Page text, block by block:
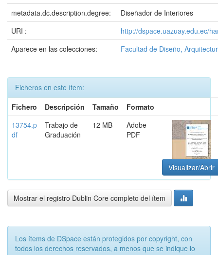
metadata.dc.description.degree:
Diseñador de Interiores
URI :
http://dspace.uazuay.edu.ec/
Aparece en las colecciones:
Facultad de Diseño,
Ficheros en este ítem:
Fichero
Descripción Tamaño
Formato
13754.p
df
Trabajo de
Graduación
12 MB
Adobe
PDF
Visualizar/Abrir
Mostrar el registro Dublin Core completo del ítem
Los ítems de DSpace están protegidos por copyright, con
todos los derechos reservados, a menos que se indique lo